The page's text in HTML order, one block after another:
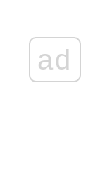
ad